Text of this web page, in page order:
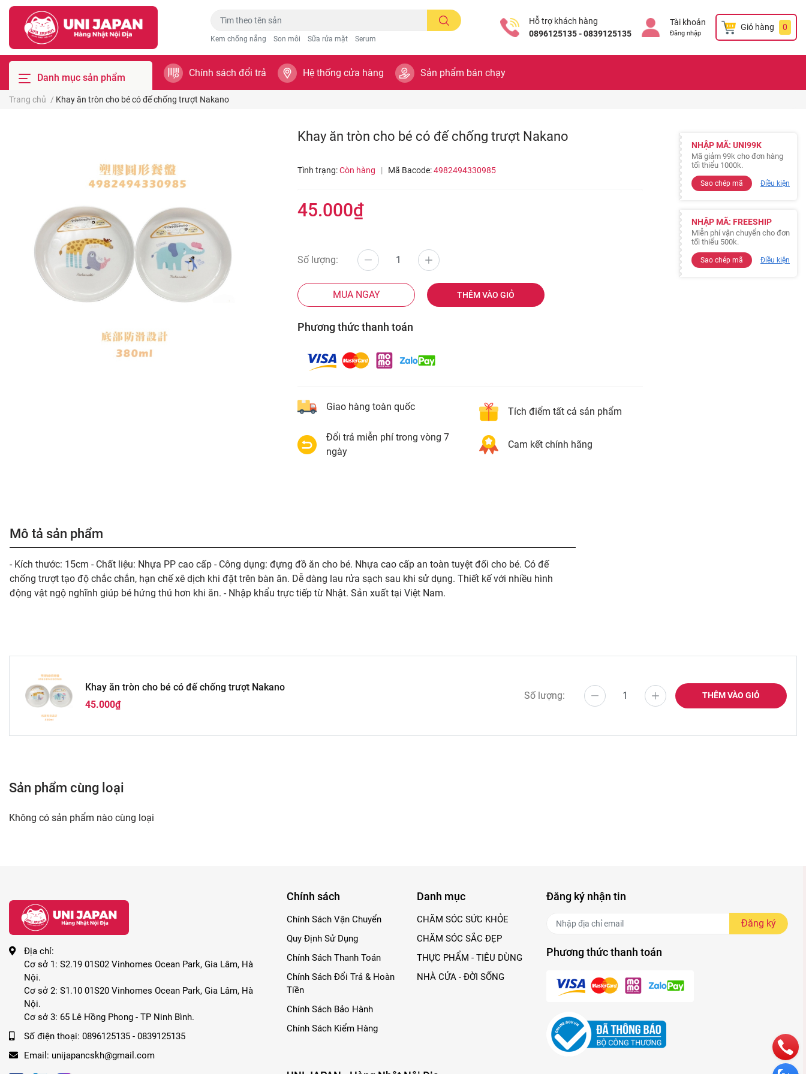
Kem chống nắng Son môi Sữa rửa mặt Serum
Hỗ trợ khách hàng
0896125135 - 0839125135
Tài khoản
Đăng nhập
Giỏ hàng 0
Danh mục sản phẩm Chính sách đổi trả Hệ thống cửa hàng Sản phẩm bán chạy
Trang chủ / Khay ăn tròn cho bé có đế chống trượt Nakano
Khay ăn tròn cho bé có đế chống trượt Nakano
Tình trạng:Còn hàng | Mã Bacode:4982494330985
45.000₫
Số lượng:
MUA NGAY THÊM VÀO GIỎ
Phương thức thanh toán
Giao hàng toàn quốc Tích điểm tất cả sản phẩm
Đổi trả miễn phí trong vòng 7
ngày
Cam kết chính hãng
NHẬP MÃ: UNI99K
Mã giảm 99k cho đơn hàng
tối thiểu 1000k.
Sao chép mã Điều kiện
NHẬP MÃ: FREESHIP
Miễn phí vận chuyển cho đơn
tối thiểu 500k.
Sao chép mã Điều kiện
Mô tả sản phẩm
- Kích thước: 15cm - Chất liệu: Nhựa PP cao cấp - Công dụng: đựng đồ ăn cho bé. Nhựa cao cấp an toàn tuyệt đối cho bé. Có đế
chống trượt tạo độ chắc chắn, hạn chế xê dịch khi đặt trên bàn ăn. Dễ dàng lau rửa sạch sau khi sử dụng. Thiết kế với nhiều hình
động vật ngộ nghĩnh giúp bé hứng thú hơn khi ăn. - Nhập khẩu trực tiếp từ Nhật. Sản xuất tại Việt Nam.
Khay ăn tròn cho bé có đế chống trượt Nakano
45.000₫
Số lượng: THÊM VÀO GIỎ
Sản phẩm cùng loại
Không có sản phẩm nào cùng loại
Địa chỉ:
Cơ sở 1: S2.19 01S02 Vinhomes Ocean Park, Gia Lâm, Hà
Nội.
Cơ sở 2: S1.10 01S20 Vinhomes Ocean Park, Gia Lâm, Hà
Nội.
Cơ sở 3: 65 Lê Hồng Phong - TP Ninh Bình.
Số điện thoại: 0896125135 - 0839125135
Email: unijapancskh@gmail.com
Chính sách
Chính Sách Vận Chuyển
Quy Định Sử Dụng
Chính Sách Thanh Toán
Chính Sách Đổi Trả & Hoàn
Tiền
Chính Sách Bảo Hành
Chính Sách Kiểm Hàng
Danh mục
CHĂM SÓC SỨC KHỎE
CHĂM SÓC SẮC ĐẸP
THỰC PHẨM - TIÊU DÙNG
NHÀ CỬA - ĐỜI SỐNG
Đăng ký nhận tin
Đăng ký
Phương thức thanh toán